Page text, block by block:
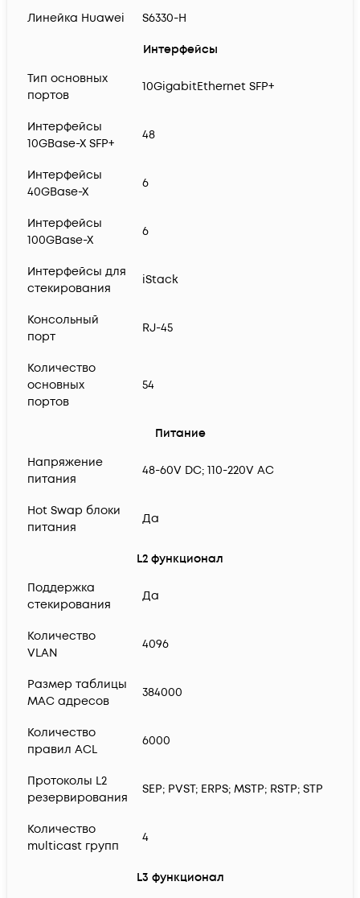
Линейка Huawei S6330-H
Интерфейсы
Тип основных
портов
10GigabitEthernet SFP+
Интерфейсы
10GBase-X SFP+
48
Интерфейсы
40GBase-X
6
Интерфейсы
100GBase-X
6
Интерфейсы для
стекирования
iStack
Консольный
порт
RJ-45
Количество
основных
портов
54
Питание
Напряжение
питания
48-60V DC; 110-220V AC
Hot Swap блоки
питания
Да
L2 функционал
Поддержка
стекирования
Да
Количество
VLAN
4096
Размер таблицы
MAC адресов
384000
Количество
правил ACL
6000
Протоколы L2
резервирования
SEP; PVST; ERPS; MSTP; RSTP; STP
Количество
multicast групп
4
L3 функционал